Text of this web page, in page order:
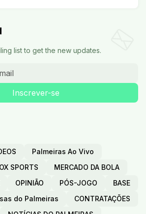
list to get the new updates.
Palmeiras Ao Vivo
SPORTS
MERCADO DA BOLA
OPINIÃO PÓS-JOGO
BASE
do Palmeiras
CONTRATAÇÕES